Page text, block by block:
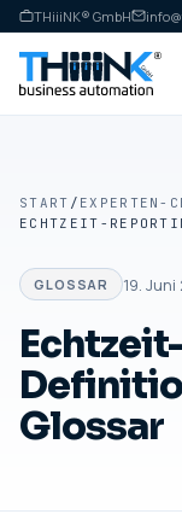
THiiiNK® GmbH
START / EXPERTEN-
GLOSSAR 19.
Glossar